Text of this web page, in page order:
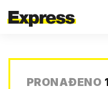
PRONAĐENO